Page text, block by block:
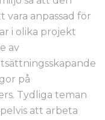
vara anpassad för
i olika projekt
av
på
Tydliga teman
att arbeta